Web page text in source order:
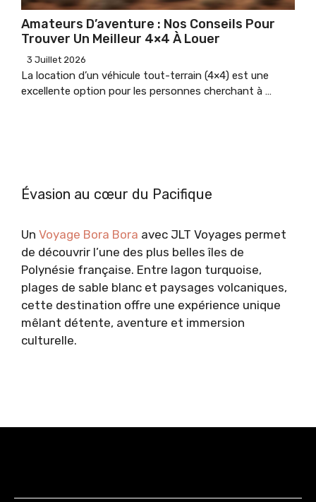
Amateurs D’aventure : Nos Conseils Pour
Trouver Un Meilleur 4×4 À Louer
3 Juillet 2026
La location d’un véhicule tout-terrain (4×4) est une
excellente option pour les personnes cherchant à …
Évasion au cœur du Pacifique
Un Voyage Bora Bora avec JLT Voyages permet
de découvrir l’une des plus belles îles de
Polynésie française. Entre lagon turquoise,
plages de sable blanc et paysages volcaniques,
cette destination offre une expérience unique
mêlant détente, aventure et immersion
culturelle.